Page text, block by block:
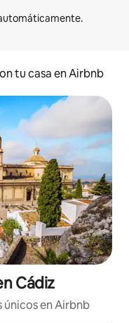
tu casa en Airbnb
Cádiz
únicos en Airbnb